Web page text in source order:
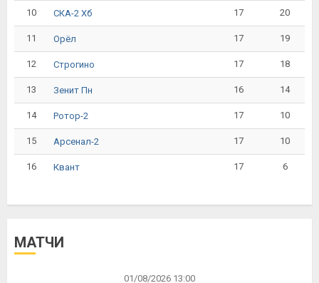
10 СКА-2 Хб 17 20
11 Орёл 17 19
12 Строгино 17 18
13 Зенит Пн 16 14
14 Ротор-2 17 10
15 Арсенал-2 17 10
16 Квант 17 6
МАТЧИ
01/08/2026 13:00